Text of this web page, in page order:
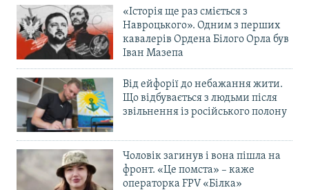
«Історія ще раз сміється з
Навроцького». Одним з перших
кавалерів Ордена Білого Орла був
Іван Мазепа
Від ейфорії до небажання жити.
Що відбувається з людьми після
звільнення із російського полону
Чоловік загинув і вона пішла на
фронт. «Це помста» – каже
операторка FPV «Білка»